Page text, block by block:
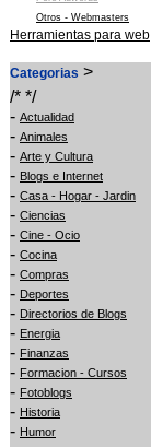
Otros - Webmasters
Herramientas para web
Categorias >
/* */
- Actualidad
- Animales
- Arte y Cultura
- Blogs e Internet
- Casa - Hogar - Jardin
- Ciencias
- Cine - Ocio
- Cocina
- Compras
- Deportes
- Directorios de Blogs
- Energia
- Finanzas
- Formacion - Cursos
- Fotoblogs
- Historia
- Humor